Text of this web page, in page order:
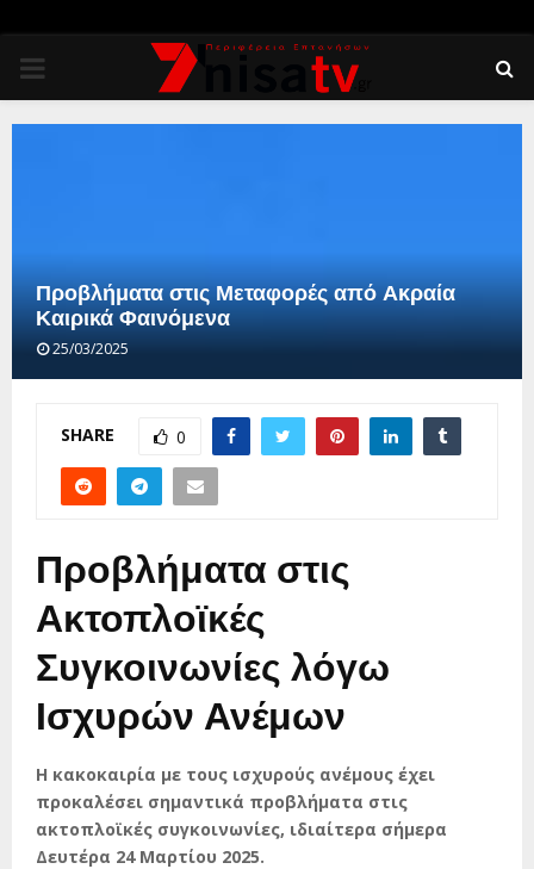
PRIMARY
MENU
Προβλήματα στις Μεταφορές από Ακραία
Καιρικά Φαινόμενα
25/03/2025
SHARE 0
Προβλήματα στις
Ακτοπλοϊκές
Συγκοινωνίες λόγω
Ισχυρών Ανέμων
Η κακοκαιρία με τους ισχυρούς ανέμους έχει
προκαλέσει σημαντικά προβλήματα στις
ακτοπλοϊκές συγκοινωνίες, ιδιαίτερα σήμερα
Δευτέρα 24 Μαρτίου 2025.